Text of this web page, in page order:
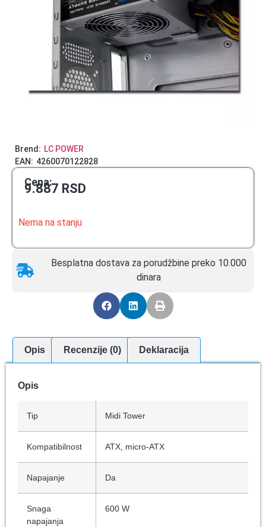
Brend: LC POWER
EAN: 4260070122828
Cena:
9.887 RSD
Nema na stanju
Besplatna dostava za porudžbine preko 10.000
dinara
Opis Recenzije (0) Deklaracija
Opis
Tip Midi Tower
Kompatibilnost ATX, micro-ATX
Napajanje Da
Snaga
napajanja
600 W